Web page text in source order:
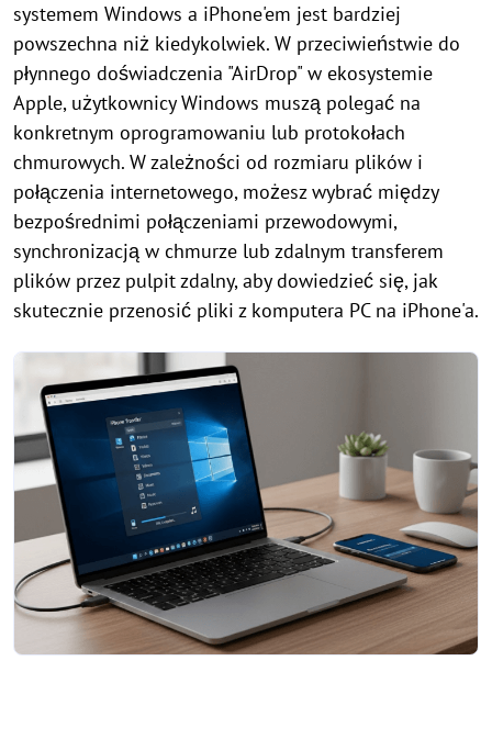
systemem Windows a iPhone'em jest bardziej
powszechna niż kiedykolwiek. W przeciwieństwie do
płynnego doświadczenia "AirDrop" w ekosystemie
Apple, użytkownicy Windows muszą polegać na
konkretnym oprogramowaniu lub protokołach
chmurowych. W zależności od rozmiaru plików i
połączenia internetowego, możesz wybrać między
bezpośrednimi połączeniami przewodowymi,
synchronizacją w chmurze lub zdalnym transferem
plików przez pulpit zdalny, aby dowiedzieć się, jak
skutecznie przenosić pliki z komputera PC na iPhone'a.